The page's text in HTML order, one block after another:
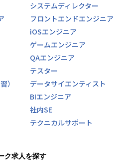
システムディレクター
フロントエンドエンジニア
iOSエンジニア
ゲームエンジニア
QAエンジニア
テスター
）
データサイエンティスト
BIエンジニア
社内SE
テクニカルサポート
ク求人を探す